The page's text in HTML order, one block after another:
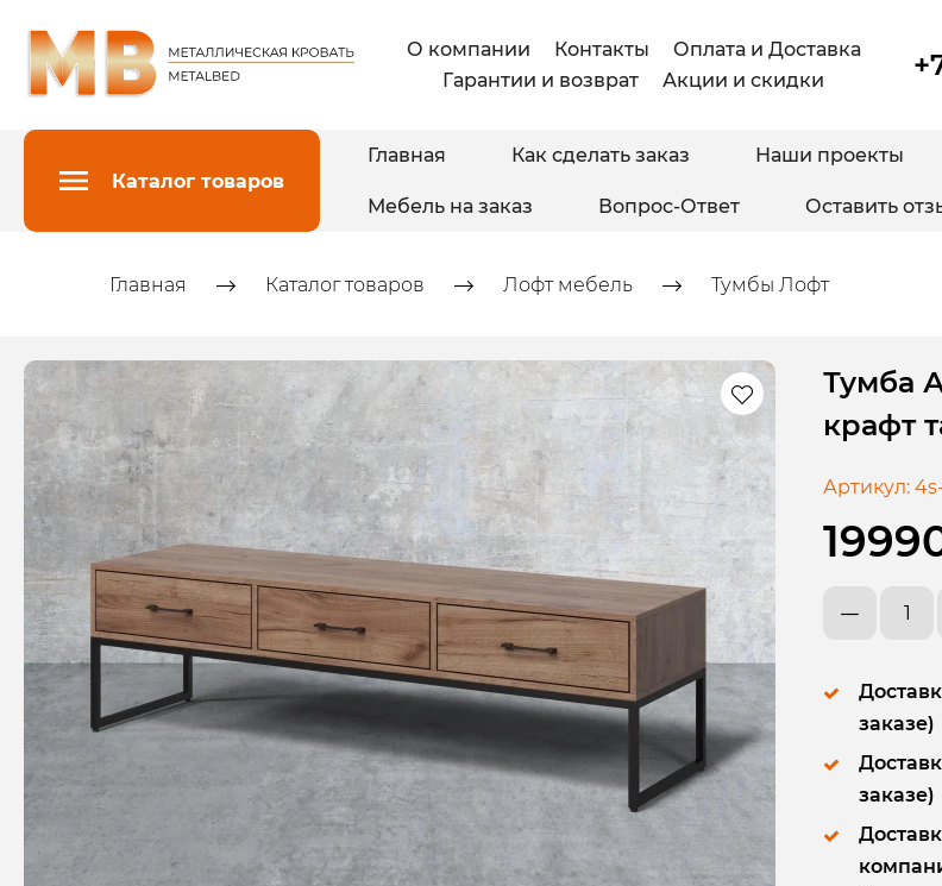
О компании Контакты
Оплата и Доставка
Гарантии и возврат
Акции и скидки
Каталог товаров
Главная Как сделать заказ Наши проекты
Мебель на заказ Вопрос-Ответ Оставить
Главная Каталог товаров Лофт мебель Тумбы Лофт
Тумба
крафт
Артикул:
заказе)
заказе)